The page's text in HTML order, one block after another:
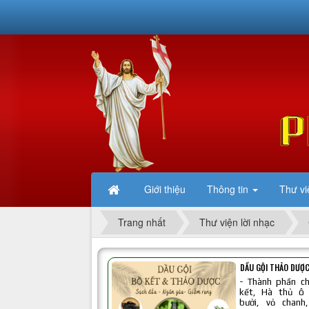
Giới thiệu Thông tin Thư
Trang nhất Thư viện lời nhạc